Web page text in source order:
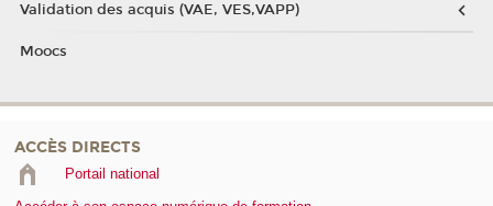
Validation des acquis (VAE, VES,VAPP)
Moocs
ACCÈS DIRECTS
Portail national